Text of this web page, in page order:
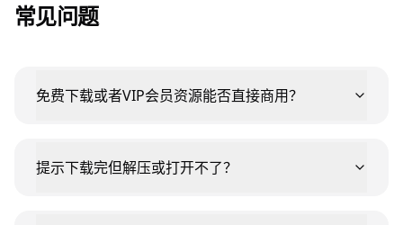
常见问题
免费下载或者VIP会员资源能否直接商用？
提示下载完但解压或打开不了？